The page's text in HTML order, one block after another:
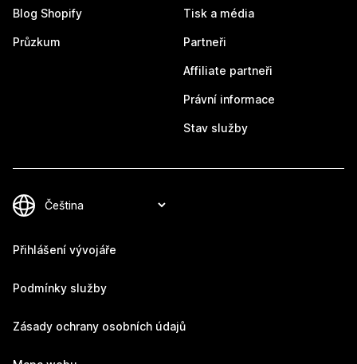
Blog Shopify
Průzkum
Tisk a média
Partneři
Affiliate partneři
Právní informace
Stav služby
Přihlášení vývojáře
Podmínky služby
Zásady ochrany osobních údajů